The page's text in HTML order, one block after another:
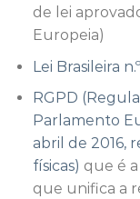
de lei
Europeia)
Lei Brasileira
RGPD
Parlamento
abril de 2016,
físicas) que é
que unifica a